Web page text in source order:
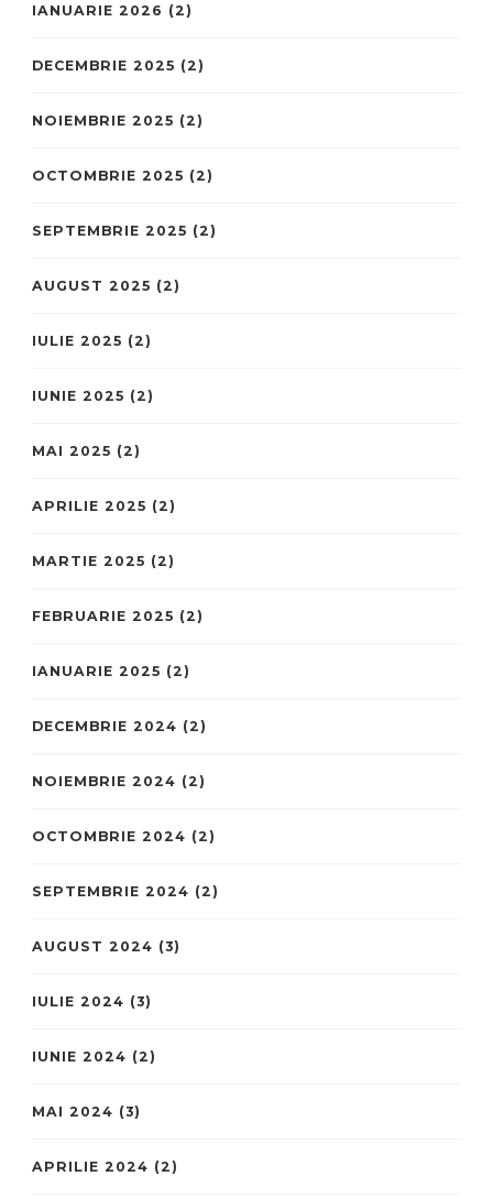
IANUARIE 2026 (2)
DECEMBRIE 2025 (2)
NOIEMBRIE 2025 (2)
OCTOMBRIE 2025 (2)
SEPTEMBRIE 2025 (2)
AUGUST 2025 (2)
IULIE 2025 (2)
IUNIE 2025 (2)
MAI 2025 (2)
APRILIE 2025 (2)
MARTIE 2025 (2)
FEBRUARIE 2025 (2)
IANUARIE 2025 (2)
DECEMBRIE 2024 (2)
NOIEMBRIE 2024 (2)
OCTOMBRIE 2024 (2)
SEPTEMBRIE 2024 (2)
AUGUST 2024 (3)
IULIE 2024 (3)
IUNIE 2024 (2)
MAI 2024 (3)
APRILIE 2024 (2)